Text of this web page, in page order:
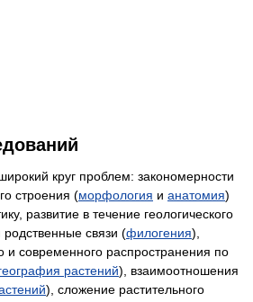
круг проблем: закономерности
строения (морфология и анатомия)
развитие в течение геологического
связи (филогения),
и современного распространения по
растений), взаимоотношения
), сложение растительного